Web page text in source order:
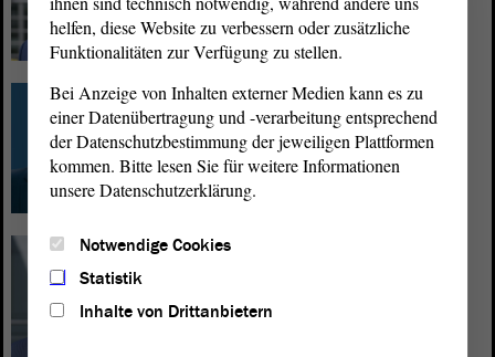
Gesundheitspolitik
Ulrich Siegmund
Handwerkspolitik
helfen, diese Website zu verbessern oder zusätzliche
Funktionalitäten zur Verfügung zu stellen.
Bei Anzeige von Inhalten externer Medien kann es zu
einer Datenübertragung und -verarbeitung entsprechend
der Datenschutzbestimmung der jeweiligen Plattformen
kommen. Bitte lesen Sie für weitere Informationen
unsere Datenschutzerklärung.
Notwendige Cookies
Statistik
Inhalte von Drittanbietern